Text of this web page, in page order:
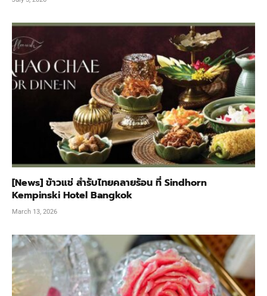
[News] ข้าวแช่ สำรับไทยคลายร้อน ที่ Sindhorn
Kempinski Hotel Bangkok
March 13, 2026